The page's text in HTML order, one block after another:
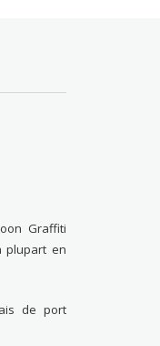
Graffiti
plupart en
de port